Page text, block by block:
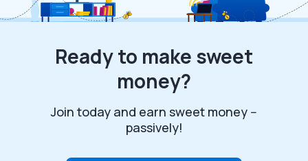
Ready to make sweet
money?
Join today and earn sweet money --
passively!